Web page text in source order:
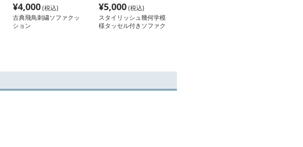
¥4,000(税込)
古典飛鳥刺繍ソファクッ
ション
¥5,000(税込)
スタイリッシュ幾何学模
様タッセル付きソファク